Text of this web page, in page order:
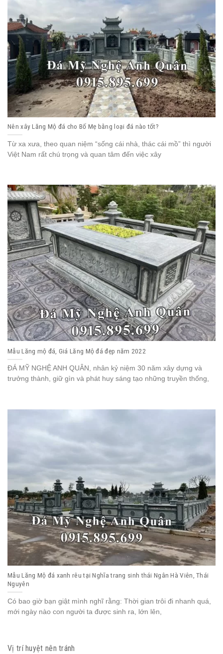
Nên xây Lăng Mộ đá cho Bố Mẹ bằng loại đá nào tốt?
Từ xa xưa, theo quan niệm “sống cái nhà, thác cái mồ” thì người
Việt Nam rất chú trọng và quan tâm đến việc xây
Mẫu Lăng mộ đá, Giá Lăng Mộ đá đẹp năm 2022
ĐÁ MỸ NGHỆ ANH QUÂN, nhân kỷ niệm 30 năm xây dựng và
trưởng thành, giữ gìn và phát huy sáng tạo những truyền thống,
Mẫu Lăng Mộ đá xanh rêu tại Nghĩa trang sinh thái Ngân Hà Viên, Thái
Nguyên
Có bao giờ bạn giật mình nghĩ rằng: Thời gian trôi đi nhanh quá,
mới ngày nào con người ta được sinh ra, lớn lên,
Vị trí huyệt nên tránh